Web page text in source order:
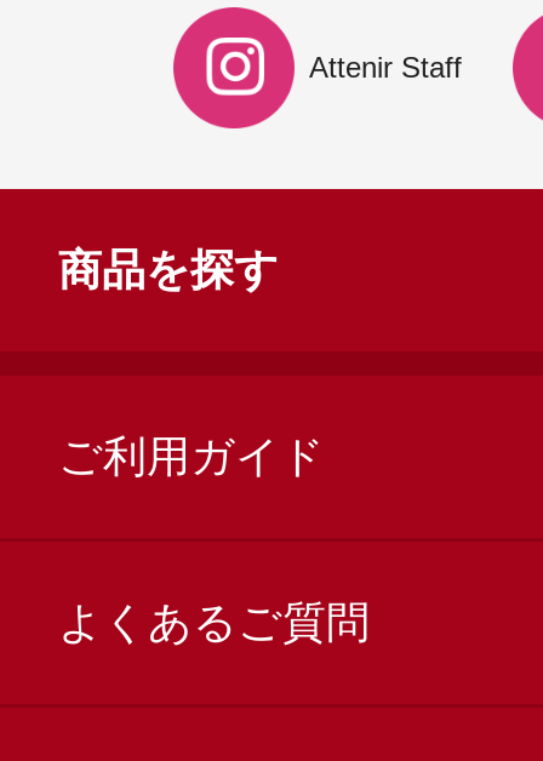
Attenir Staff
商品を探す
ご利用ガイド
よくあるご質問